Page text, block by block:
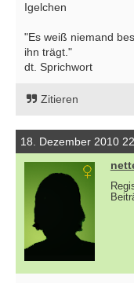
Igelchen
"Es weiß niemand
ihn trägt."
dt. Sprichwort
Zitieren
18. Dezember 2010